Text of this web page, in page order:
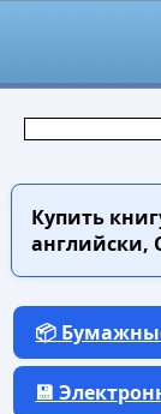
Купить
английски,
📦
💾